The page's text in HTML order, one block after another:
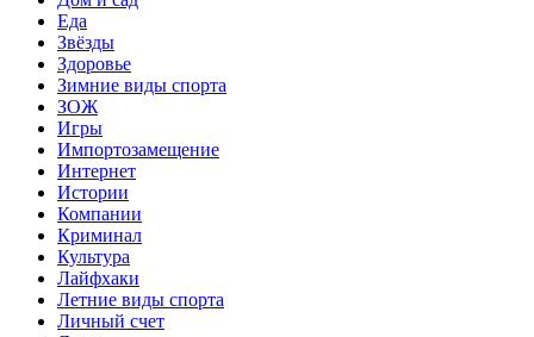
Еда
Звёзды
Здоровье
Зимние виды спорта
ЗОЖ
Игры
Импортозамещение
Интернет
Истории
Компании
Криминал
Культура
Лайфхаки
Летние виды спорта
Личный счет